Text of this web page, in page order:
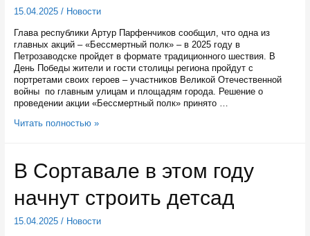
15.04.2025/ Новости
Глава республики Артур Парфенчиков сообщил, что одна из
главных акций – «Бессмертный полк» – в 2025 году в
Петрозаводске пройдет в формате традиционного шествия. В
День Победы жители и гости столицы региона пройдут с
портретами своих героев – участников Великой Отечественной
войны по главным улицам и площадям города. Решение о
проведении акции «Бессмертный полк» принято …
«Бессмертный
мая
по
Петрозаводску
Читать полностью »
В Сортавале в этом году
начнут строить детсад
15.04.2025/ Новости